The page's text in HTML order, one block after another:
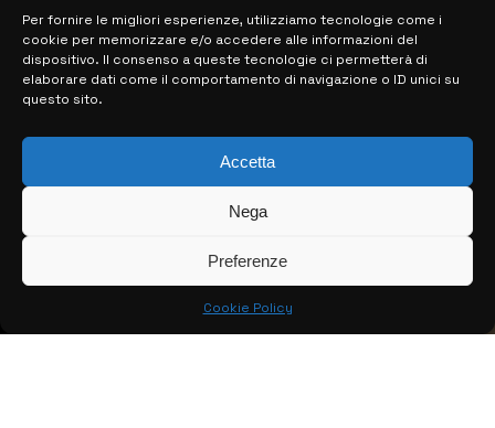
Per fornire le migliori esperienze, utilizziamo tecnologie come i
cookie per memorizzare e/o accedere alle informazioni del
dispositivo. Il consenso a queste tecnologie ci permetterà di
elaborare dati come il comportamento di navigazione o ID unici su
questo sito.
Accetta
Nega
Preferenze
Cookie Policy
MAPPA DEL SITO
> NOTIZIE